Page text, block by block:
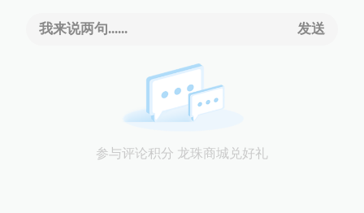
我来说两句...... 发送
参与评论积分 龙珠商城兑好礼